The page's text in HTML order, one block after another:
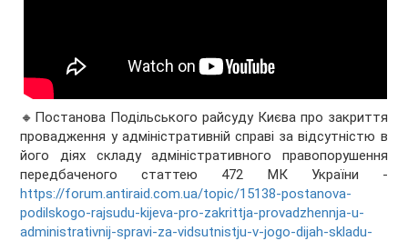
🔸Постанова Подільського райсуду Києва про закриття
провадження у адміністративній справі за відсутністю в
його діях складу адміністративного правопорушення
передбаченого статтею 472 МК України -
https://forum.antiraid.com.ua/topic/15138-postanova-
podilskogo-rajsudu-kijeva-pro-zakrittja-provadzhennja-u-
administrativnij-spravi-za-vidsutnistju-v-jogo-dijah-skladu-